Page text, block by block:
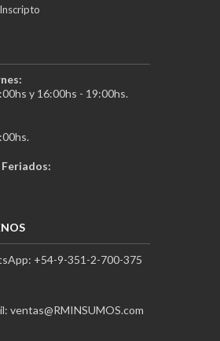
y 16:00hs - 19:00hs.
+54-9-351-2-700-375
ventas@RMINSUMOS.com